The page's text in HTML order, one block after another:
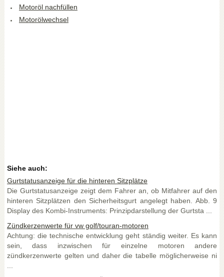
Motoröl nachfüllen
Motorölwechsel
Siehe auch:
Gurtstatusanzeige für die hinteren Sitzplätze
Die Gurtstatusanzeige zeigt dem Fahrer an, ob Mitfahrer auf den
hinteren Sitzplätzen den Sicherheitsgurt angelegt haben. Abb. 9
Display des Kombi-Instruments: Prinzipdarstellung der Gurtsta ...
Zündkerzenwerte für vw golf/touran-motoren
Achtung: die technische entwicklung geht ständig weiter. Es kann
sein, dass inzwischen für einzelne motoren andere
zündkerzenwerte gelten und daher die tabelle möglicherweise ni
...